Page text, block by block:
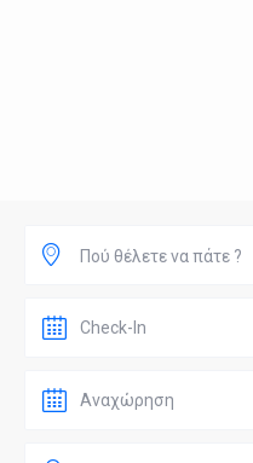
Πού θέλετε να πάτε ?